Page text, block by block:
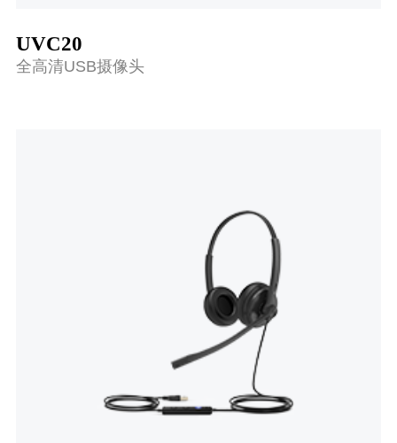
UVC20
全高清USB摄像头